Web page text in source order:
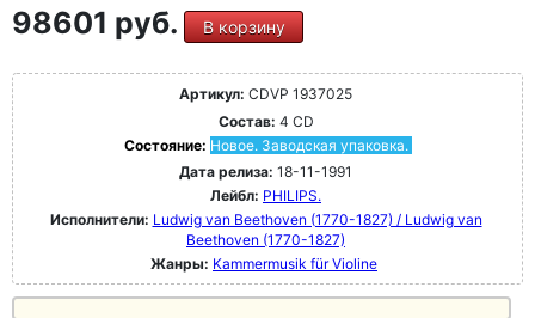
98601 руб. В корзину
Артикул: CDVP 1937025
Состав: 4 CD
Состояние: Новое. Заводская упаковка.
Дата релиза: 18-11-1991
Лейбл: PHILIPS.
Исполнители: Ludwig van Beethoven (1770-1827) / Ludwig van
Beethoven (1770-1827)
Жанры: Kammermusik für Violine